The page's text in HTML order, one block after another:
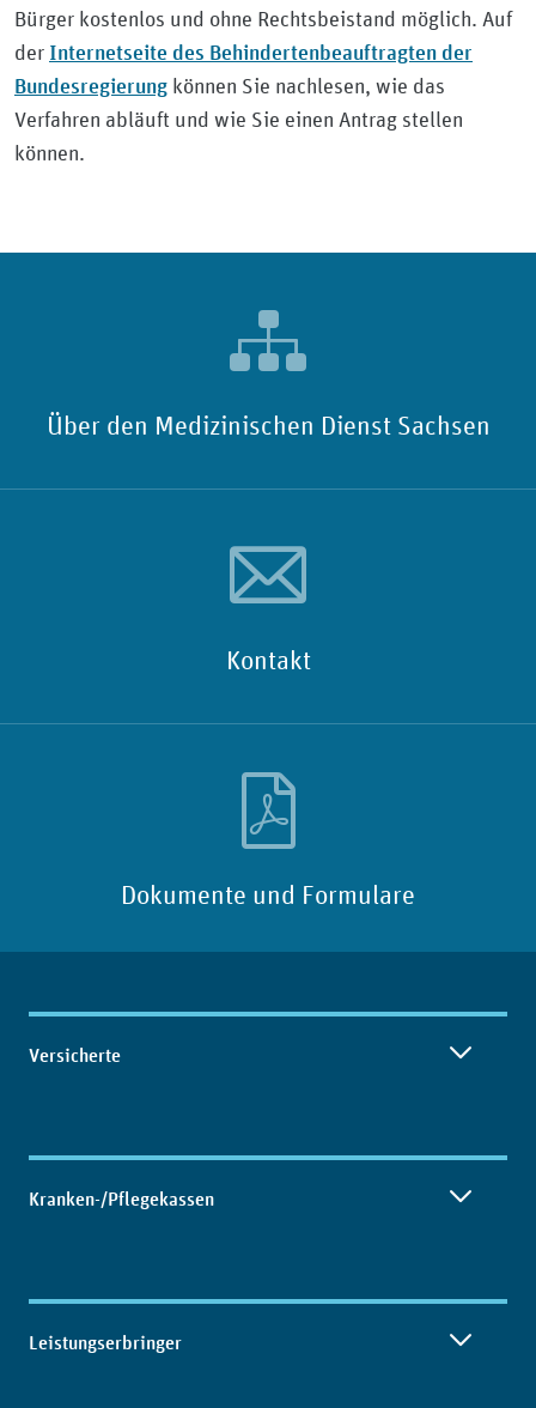
Bürger kostenlos und ohne Rechtsbeistand möglich. Auf
der Internetseite des Behindertenbeauftragten der
Bundesregierung können Sie nachlesen, wie das
Verfahren abläuft und wie Sie einen Antrag stellen
können.
Über den Medizinischen Dienst Sachsen
Kontakt
Dokumente und Formulare
Inhaltsübersicht
Versicherte
Kranken-/Pflegekassen
Leistungserbringer